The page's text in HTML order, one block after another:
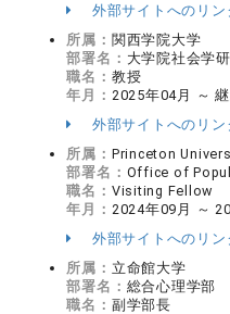
外部サイトへのリン
所属： 関西学院大学
部署名： 大学院社会学
職名： 教授
年月： 2025年04月 ～
外部サイトへのリン
所属： Princeton
部署名： Office of
職名： Visiting Fellow
年月： 2024年09月 ～
外部サイトへのリン
所属： 立命館大学
部署名： 総合心理学部
職名： 副学部長